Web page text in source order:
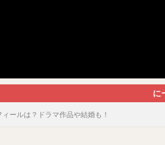
にーはお！日本一
ールは？ドラマ作品や結婚も！